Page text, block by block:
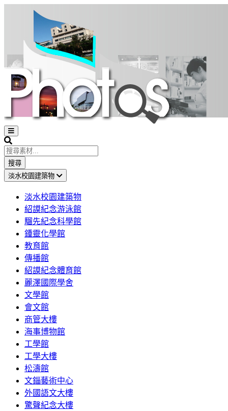
Open
sidebar
Search
搜尋
淡水校園建築物
淡水校園建築物
紹謨紀念游泳館
騮先紀念科學館
鍾靈化學館
教育館
傳播館
紹謨紀念體育館
麗澤國際學舍
文學館
會文館
商管大樓
海事博物館
工學館
工學大樓
松濤館
文錙藝術中心
外國語文大樓
驚聲紀念大樓